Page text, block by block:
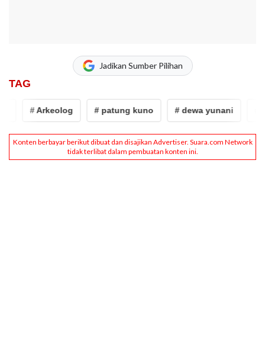
Jadikan Sumber Pilihan
TAG
# Arkeolog # patung kuno # dewa yunani